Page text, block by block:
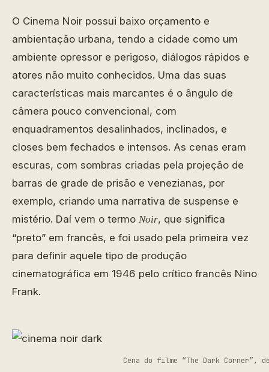
O Cinema Noir possui baixo orçamento e
ambientação urbana, tendo a cidade como um
ambiente opressor e perigoso, diálogos rápidos e
atores não muito conhecidos. Uma das suas
características mais marcantes é o ângulo de
câmera pouco convencional, com
enquadramentos desalinhados, inclinados, e
closes bem fechados e intensos. As cenas eram
escuras, com sombras criadas pela projeção de
barras de grade de prisão e venezianas, por
exemplo, criando uma narrativa de suspense e
mistério. Daí vem o termo Noir, que significa
“preto” em francês, e foi usado pela primeira vez
para definir aquele tipo de produção
cinematográfica em 1946 pelo crítico francês Nino
Frank.
Cena do filme “The Dark Corner”,